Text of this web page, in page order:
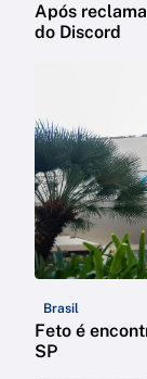
Após
do Discord
Brasil
Feto é
SP